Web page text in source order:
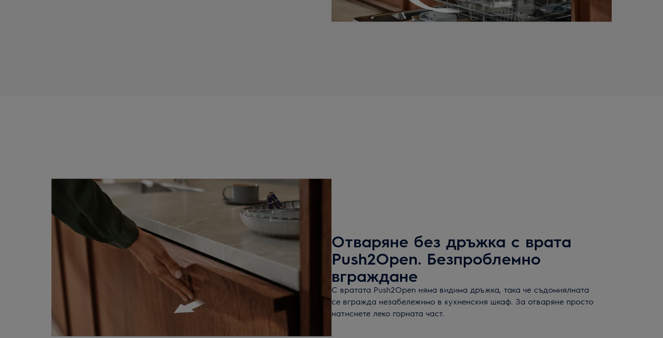
Отваряне без дръжка с врата
Push2Open. Безпроблемно
вграждане
С вратата Push2Open няма видима дръжка, така че съдомиялната
се вгражда незабележимо в кухненския шкаф. За отваряне просто
натиснете леко горната част.